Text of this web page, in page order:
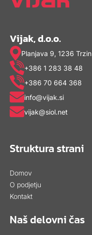
Vijak, d.o.o.
Planjava 9, 1236 Trzin
+386 1 283 38 48
+386 70 664 368
info@vijak.si
vijak@siol.net
Struktura strani
Domov
O podjetju
Kontakt
Naš delovni čas